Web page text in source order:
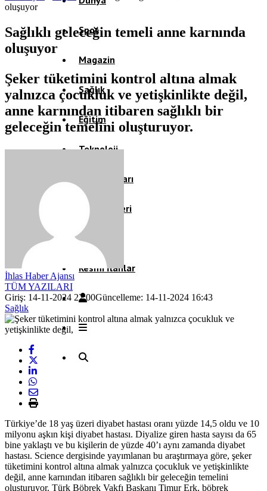
Spor
Magazin
Sağlık
Eğitim
Teknoloji
Köşe Yazıları
Video Galeri
Röportaj
Resmi İlanlar
oluşuyor
Sağlıklı geleceğin temeli anne karnında
oluşuyor
Şeker tüketimini kontrol altına almak
yalnızca çocukluk ve yetişkinlikte değil,
anne karnından itibaren sağlıklı bir
geleceğin temelini oluşturuyor.
İhlas Haber Ajansı
TÜM YAZILARI
Giriş: 14-11-2024 22:00Güncelleme: 14-11-2024 16:43
Sağlık
Türkiye’de 18 yaş üzeri diyabet hastası oranı yüzde 14,5 oldu ve 10
milyonu aşkın kişi diyabet hastası. Diyalize giren hasta sayısı da 65
bine yaklaştı ve bu kişilerin de yüzde 40’ı aynı zamanda diyabet
hastası. Science dergisinde yayımlanan bu araştırmaya göre, şeker
tüketimini kontrol altına almak yalnızca çocukluk ve yetişkinlikte
değil, anne karnından itibaren sağlıklı bir geleceğin temelini
oluşturuyor. Türk Böbrek Vakfı Başkanı Timur Erk, böbrek